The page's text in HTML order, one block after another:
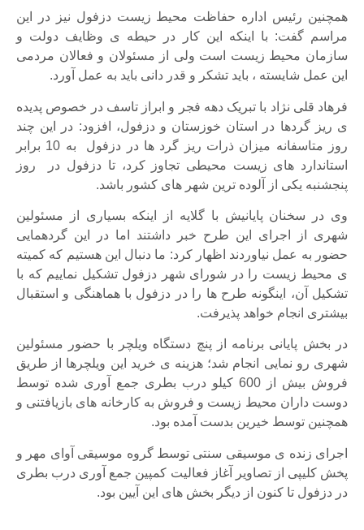
همچنین رئیس اداره حفاظت محیط زیست دزفول نیز در این
مراسم گفت: با اینکه این کار در حیطه ی وظایف دولت و
سازمان محیط زیست است ولی از مسئولان و فعالان مردمی
این عمل شایسته ، باید تشکر و قدر دانی باید به عمل آورد.
فرهاد قلی نژاد با تبریک دهه فجر و ابراز تاسف در خصوص پدیده
ی ریز گردها در استان خوزستان و دزفول، افزود: در این چند
روز متاسفانه میزان ذرات ریز گرد ها در دزفول به 10 برابر
استاندارد های زیست محیطی تجاوز کرد، تا دزفول در روز
پنجشنبه یکی از آلوده ترین شهر های کشور باشد.
وی در سخنان پایانیش با گلایه از اینکه بسیاری از مسئولین
شهری از اجرای این طرح خبر داشتند اما در این گردهمایی
حضور به عمل نیاوردند اظهار کرد: ما دنبال این هستیم که کمیته
ی محیط زیست را در شورای شهر دزفول تشکیل نماییم که با
تشکیل آن، اینگونه طرح ها را در دزفول با هماهنگی و استقبال
بیشتری انجام خواهد پذیرفت.
در بخش پایانی برنامه از پنچ دستگاه ویلچر با حضور مسئولین
شهری رو نمایی انجام شد؛ هزینه ی خرید این ویلچرها از طریق
فروش بیش از 600 کیلو درب بطری جمع آوری شده توسط
دوست داران محیط زیست و فروش به کارخانه های بازیافتنی و
همچنین توسط خیرین بدست آمده بود.
اجرای زنده ی موسیقی سنتی توسط گروه موسیقی آوای مهر و
پخش کلیپی از تصاویر آغاز فعالیت کمپین جمع آوری درب بطری
در دزفول تا کنون از دیگر بخش های این آیین بود.